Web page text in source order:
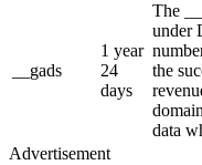
__gads
1 year
24
days
The
under
the
data
Advertisement